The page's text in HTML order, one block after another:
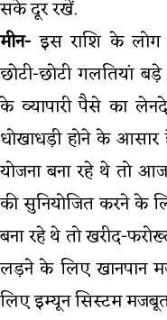
सके दूर रखें.
मीन-इस राशि के लोग
छोटी-छोटी गलतियां
के व्यापारी पैसे का
धोखाधड़ी होने के आसार
योजना बना रहे थे तो
की सुनियोजित करने के
बना रहे थे तो खरीद-
लड़ने के लिए खानपान
लिए इम्यून सिस्टम मजबूत